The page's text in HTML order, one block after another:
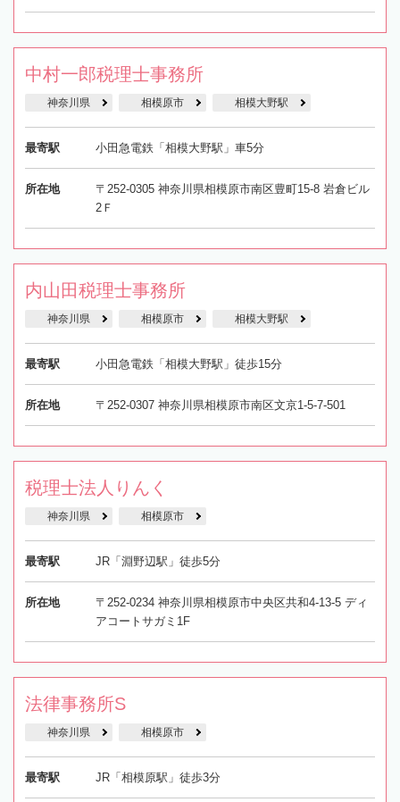
中村一郎税理士事務所
神奈川県 相模原市 相模大野駅
最寄駅 小田急電鉄「相模大野駅」車5分
所在地
〒252-0305 神奈川県相模原市南区豊町15-8 岩倉ビル
2Ｆ
内山田税理士事務所
神奈川県 相模原市 相模大野駅
最寄駅 小田急電鉄「相模大野駅」徒歩15分
所在地 〒252-0307 神奈川県相模原市南区文京1-5-7-501
税理士法人りんく
神奈川県 相模原市
最寄駅 JR「淵野辺駅」徒歩5分
所在地
〒252-0234 神奈川県相模原市中央区共和4-13-5 ディ
アコートサガミ1F
法律事務所S
神奈川県 相模原市
最寄駅 JR「相模原駅」徒歩3分